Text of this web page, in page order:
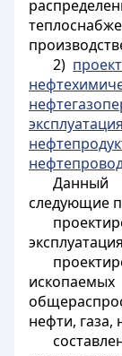
2)
Данный
следующие
нефти, газа,